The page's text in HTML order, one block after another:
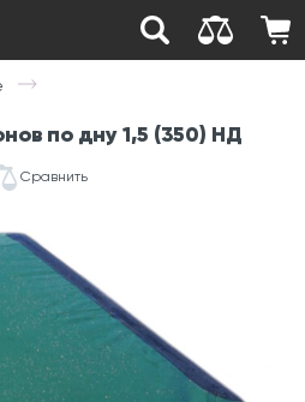
по дну 1,5 (350) НД
Сравнить